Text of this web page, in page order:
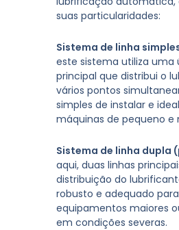
suas particularidades:
Sistema de linha
este sistema utiliza uma
principal que distribui o
vários pontos
simples de instalar e
máquinas de pequeno e
Sistema de linha dupla
aqui, duas linhas
distribuição do
robusto e adequado para
equipamentos maiores
em condições severas.